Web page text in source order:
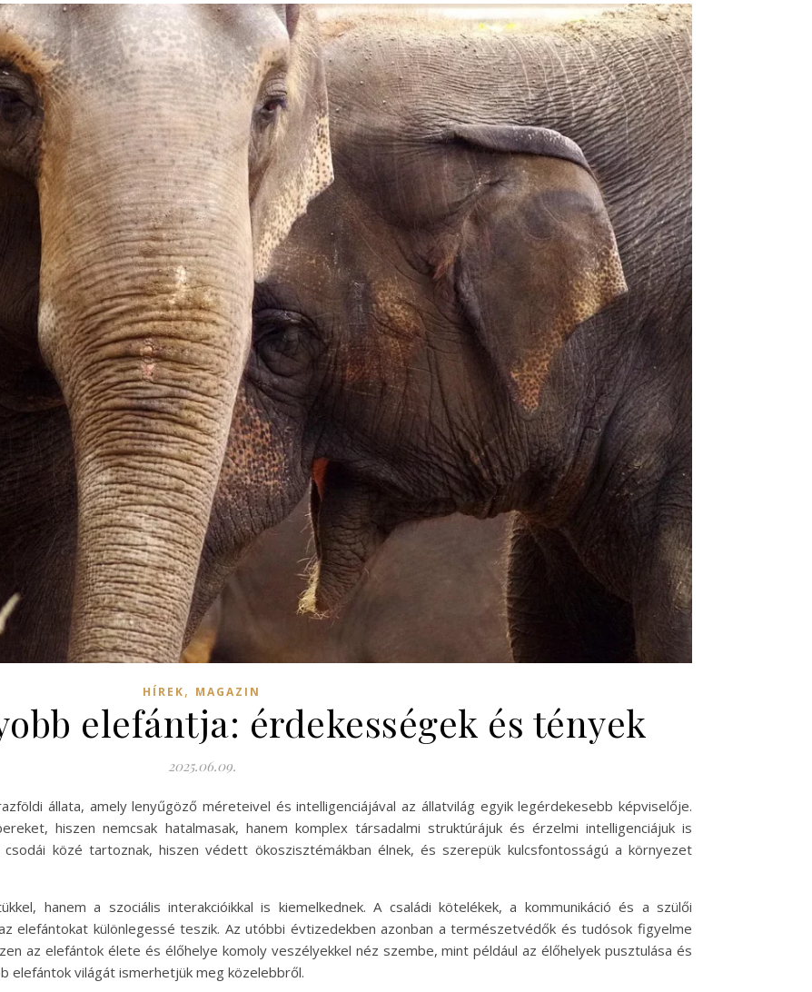
HÍREK, MAGAZIN
elefántja: érdekességek és tények
2025.06.09.
állata, amely lenyűgöző méreteivel és intelligenciájával az állatvilág egyik legérdekesebb képviselője.
hiszen nemcsak hatalmasak, hanem komplex társadalmi struktúrájuk és érzelmi intelligenciájuk is
közé tartoznak, hiszen védett ökoszisztémákban élnek, és szerepük kulcsfontosságú a környezet
hanem a szociális interakcióikkal is kiemelkednek. A családi kötelékek, a kommunikáció és a szülői
elefántokat különlegessé teszik. Az utóbbi évtizedekben azonban a természetvédők és tudósok figyelme
az elefántok élete és élőhelye komoly veszélyekkel néz szembe, mint például az élőhelyek pusztulása és
elefántok világát ismerhetjük meg közelebbről.